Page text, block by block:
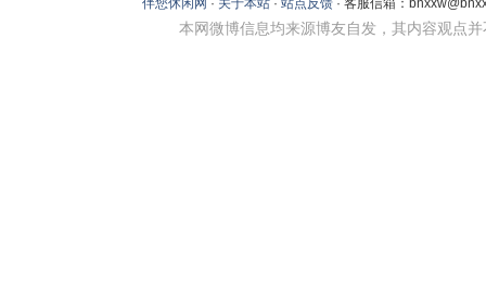
伴您休闲网 · 关于本站 · 站点反馈 · 客服信箱：
本网微博信息均来源博友自发，其内容观点并不代表